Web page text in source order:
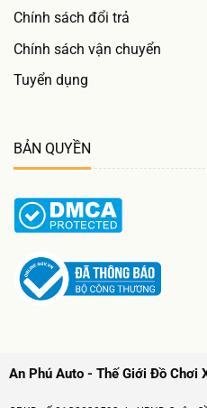
Chính sách đổi trả
Chính sách vận chuyển
Tuyển dụng
BẢN QUYỀN
An Phú Auto - Thế Giới Đồ Chơi